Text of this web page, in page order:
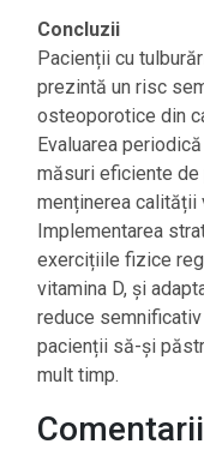
Concluzii
Pacienții cu
prezintă un risc
osteoporotice din
Evaluarea
măsuri eficiente
menținerea calității
Implementarea
exercițiile fizice
vitamina D, și
reduce
pacienții să-și
mult timp.
Comentarii